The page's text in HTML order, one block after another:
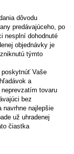
dôvodu
predávajúceho, po
nesplní dohodnuté
objednávky je
týmto
Vaše
a
tovaru
bez
najlepšie
už uhradenej
čiastka